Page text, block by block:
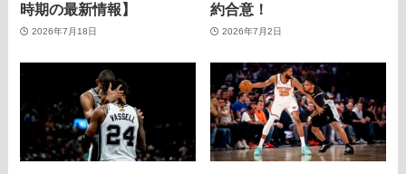
時期の最新情報】
2026年7月18日
約合意！
2026年7月2日